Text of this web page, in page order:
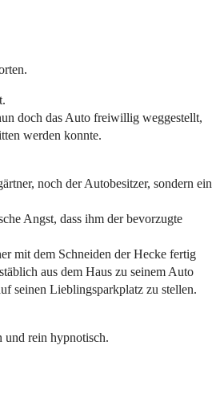
doch das Auto freiwillig weggestellt,
werden konnte.
noch der Autobesitzer, sondern ein
Angst, dass ihm der bevorzugte
mit dem Schneiden der Hecke fertig
aus dem Haus zu seinem Auto
seinen Lieblingsparkplatz zu stellen.
und rein hypnotisch.